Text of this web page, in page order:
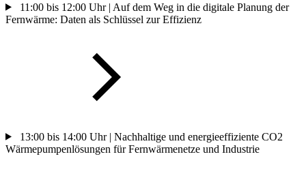
11:00 bis 12:00 Uhr | Auf dem Weg in die digitale Planung der
Fernwärme: Daten als Schlüssel zur Effizienz
13:00 bis 14:00 Uhr | Nachhaltige und energieeffiziente CO2
Wärmepumpenlösungen für Fernwärmenetze und Industrie